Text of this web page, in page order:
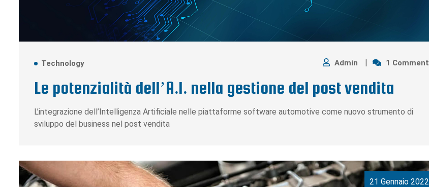
Technology Admin 1 Comment
Le potenzialità dell’A.I. nella gestione del post vendita
L’integrazione dell’Intelligenza Artificiale nelle piattaforme software automotive come nuovo strumento di
sviluppo del business nel post vendita
21 Gennaio 2022